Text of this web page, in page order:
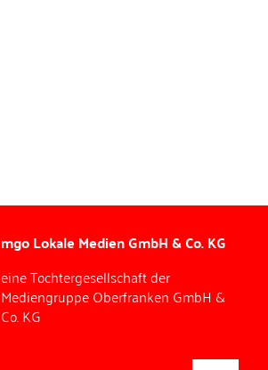
mgo Lokale Medien GmbH & Co. KG
eine Tochtergesellschaft der
Mediengruppe Oberfranken GmbH &
Co. KG